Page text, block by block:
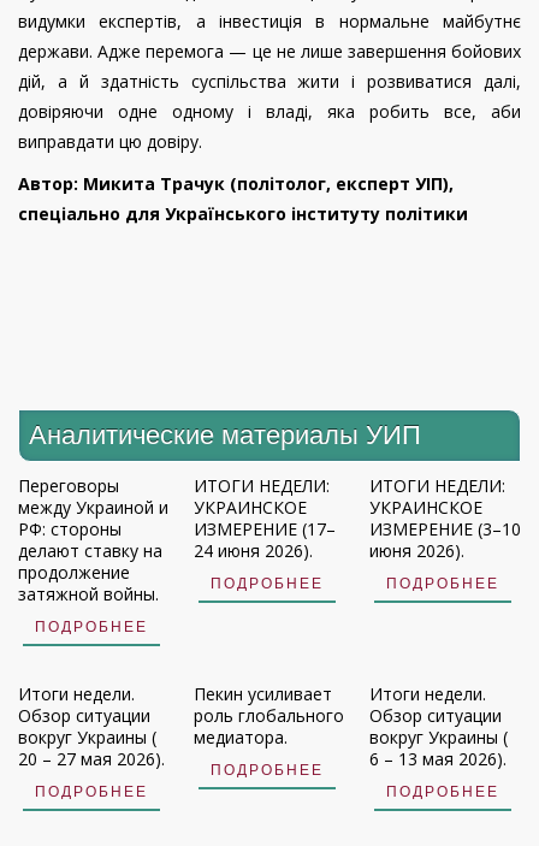
видумки експертів, а інвестиція в нормальне майбутнє
держави. Адже перемога — це не лише завершення бойових
дій, а й здатність суспільства жити і розвиватися далі,
довіряючи одне одному і владі, яка робить все, аби
виправдати цю довіру.
Автор: Микита Трачук (політолог, експерт УІП),
спеціально для Українського інституту політики
Аналитические материалы УИП
Переговоры
между Украиной и
РФ: стороны
делают ставку на
продолжение
затяжной войны.
ПОДРОБНЕЕ
ИТОГИ НЕДЕЛИ:
УКРАИНСКОЕ
ИЗМЕРЕНИЕ (17–
24 июня 2026).
ПОДРОБНЕЕ
ИТОГИ НЕДЕЛИ:
УКРАИНСКОЕ
ИЗМЕРЕНИЕ (3–10
июня 2026).
ПОДРОБНЕЕ
Итоги недели.
Обзор ситуации
вокруг Украины (
20 – 27 мая 2026).
ПОДРОБНЕЕ
Пекин усиливает
роль глобального
медиатора.
ПОДРОБНЕЕ
Итоги недели.
Обзор ситуации
вокруг Украины (
6 – 13 мая 2026).
ПОДРОБНЕЕ